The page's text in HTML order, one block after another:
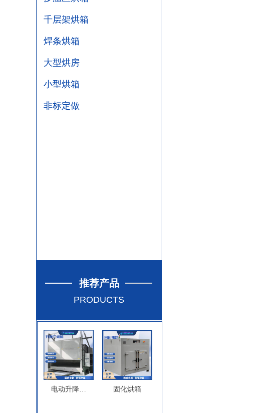
推荐产品
PRODUCTS
千层架烘箱
焊条烘箱
大型烘房
小型烘箱
非标定做
电动升降门
固化烘箱